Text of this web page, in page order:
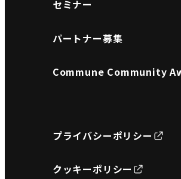
セミナー
パートナー募集
Commune Community
プライバシーポリシー
クッキーポリシー